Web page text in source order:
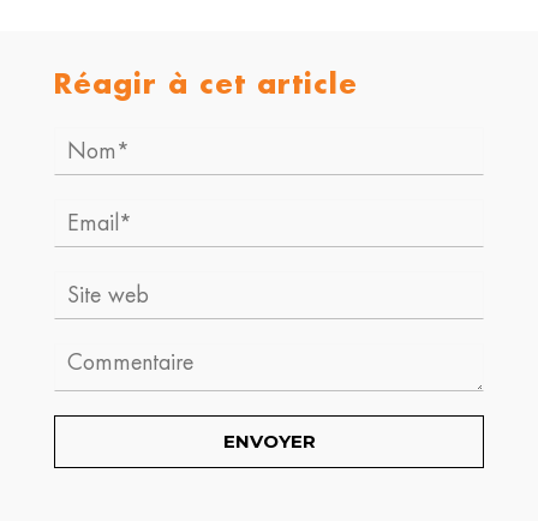
Réagir à cet article
Nom*
Email*
Site
web
Comment